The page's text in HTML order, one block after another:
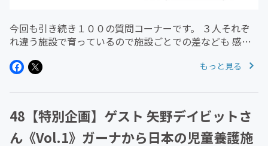
今回も引き続き１００の質問コーナーです。 ３人それぞ
れ違う施設で育っているので施設ごとでの差なども 感じ
様々です。 同じ施設でも「良かった」と感じる子もいれ
もっと見る
48【特別企画】ゲスト 矢野デイビットさ
ん《Vol.1》ガーナから日本の児童養護施